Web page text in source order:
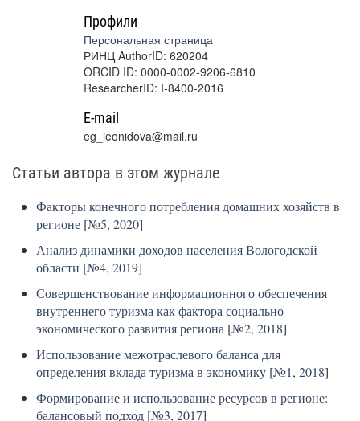
Профили
Персональная страница
РИНЦ AuthorID: 620204
ORCID ID: 0000-0002-9206-6810
ResearcherID: I-8400-2016
E-mail
eg_leonidova@mail.ru
Статьи автора в этом журнале
Факторы конечного потребления домашних хозяйств в
регионе [№5, 2020]
Анализ динамики доходов населения Вологодской
области [№4, 2019]
Совершенствование информационного обеспечения
внутреннего туризма как фактора социально-
экономического развития региона [№2, 2018]
Использование межотраслевого баланса для
определения вклада туризма в экономику [№1, 2018]
Формирование и использование ресурсов в регионе:
балансовый подход [№3, 2017]